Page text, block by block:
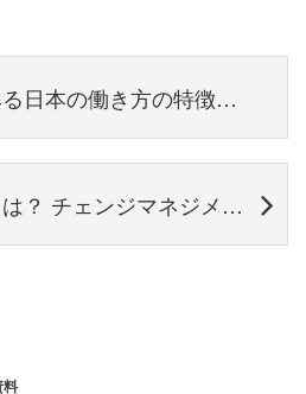
の特徴〜世界と比べてどこが変？〜
チェンジカーブとは？ チェンジマネジメントとの関係と活用する場面
料